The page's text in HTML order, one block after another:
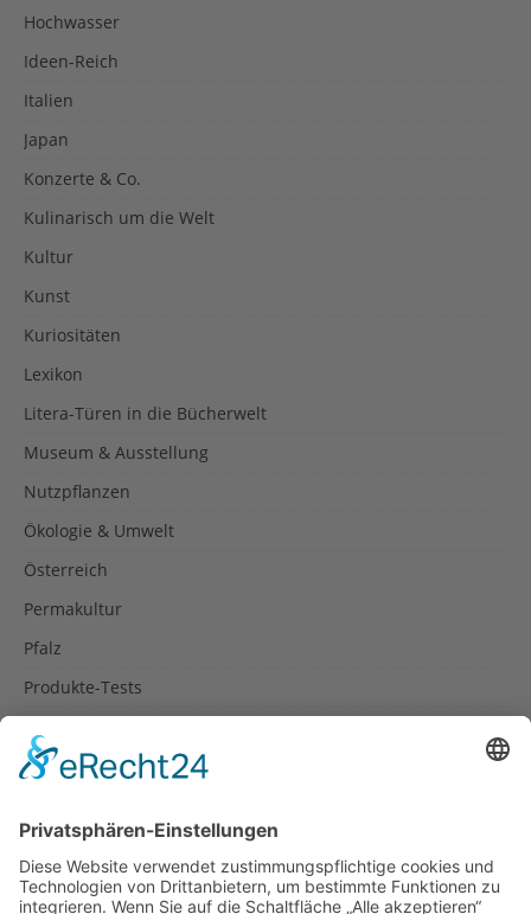
Hochwasser
Ideen-Reich
Italien
Japan
Konzerte & Co.
Kulinarisch um die Welt
Kultur
Kunst
Kuriositäten
Lexikon
Litera-Türen in die Bücherwelt
Museum & Ausstellung
Nutzpflanzen
Ökologie & Umwelt
Österreich
Permakultur
Pfalz
Produkte-Tests
Rezepte
Spanien
Südtirol